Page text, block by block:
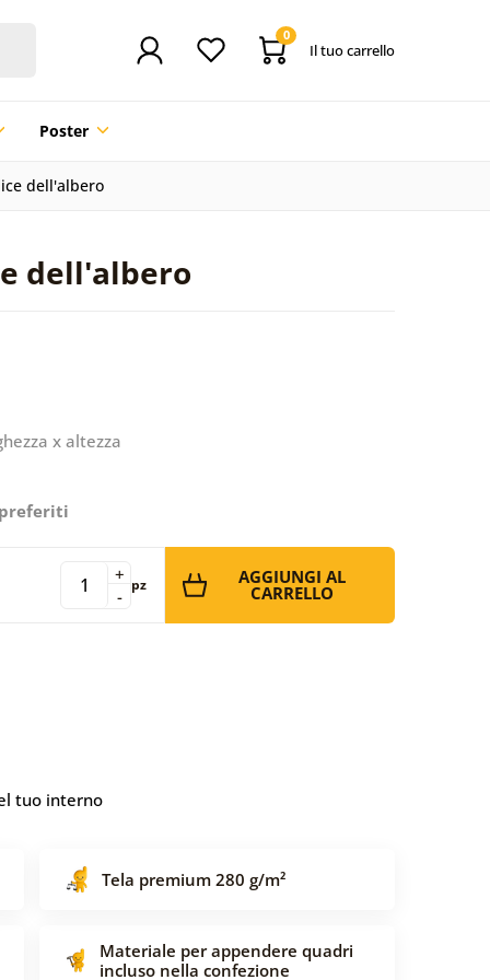
0
Il tuo carrello
Poster
dell'albero
dell'albero
x altezza
-
+ pz AGGIUNGI AL
CARRELLO
tuo interno
Tela premium 280 g/m²
Materiale per appendere quadri
incluso nella confezione